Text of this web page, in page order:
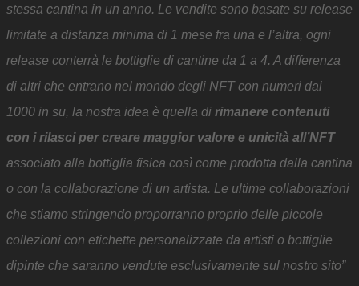
stessa cantina in un anno. Le vendite sono basate su release
limitate a distanza minima di 1 mese fra una e l’altra, ogni
release conterrà le bottiglie di cantine da 1 a 4. A differenza
di altri che entrano nel mondo degli NFT con numeri dai
1000 in su, la nostra idea è quella di rimanere contenuti
con i rilasci per creare maggior valore e unicità all’NFT
associato alla bottiglia fisica così come prodotta dalla cantina
o con la collaborazione di un artista. Le ultime collaborazioni
che stiamo stringendo proporranno proprio delle piccole
collezioni con etichette personalizzate da artisti o bottiglie
dipinte che saranno vendute esclusivamente sul nostro sito”